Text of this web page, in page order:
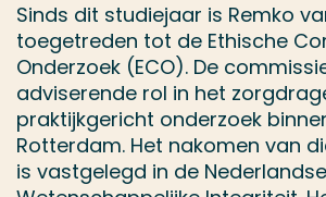
Sinds dit studiejaar is Remko
toegetreden tot de Ethische
Onderzoek (ECO). De
adviserende rol in het
praktijkgericht onderzoek
Rotterdam. Het nakomen van
is vastgelegd in de